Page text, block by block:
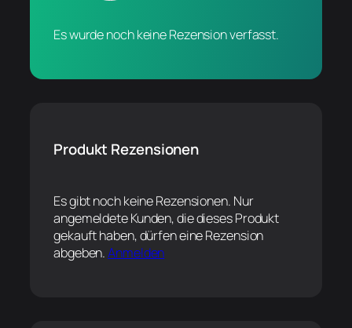
Es wurde noch keine Rezension verfasst.
Produkt Rezensionen
Es gibt noch keine Rezensionen. Nur
angemeldete Kunden, die dieses Produkt
gekauft haben, dürfen eine Rezension
abgeben.Anmelden